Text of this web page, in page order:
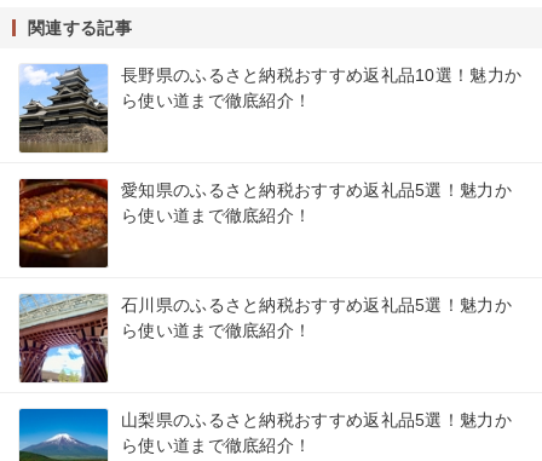
関連する記事
長野県のふるさと納税おすすめ返礼品10選！魅力か
ら使い道まで徹底紹介！
愛知県のふるさと納税おすすめ返礼品5選！魅力か
ら使い道まで徹底紹介！
石川県のふるさと納税おすすめ返礼品5選！魅力か
ら使い道まで徹底紹介！
山梨県のふるさと納税おすすめ返礼品5選！魅力か
ら使い道まで徹底紹介！